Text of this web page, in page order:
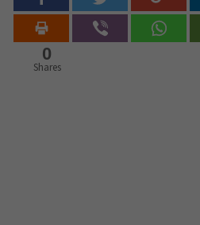
0
Shares